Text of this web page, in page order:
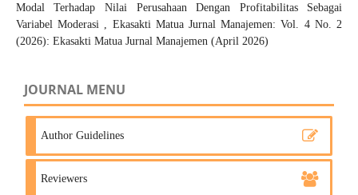
Modal Terhadap Nilai Perusahaan Dengan Profitabilitas Sebagai
Variabel Moderasi , Ekasakti Matua Jurnal Manajemen: Vol. 4 No. 2
(2026): Ekasakti Matua Jurnal Manajemen (April 2026)
JOURNAL MENU
Author Guidelines
Reviewers